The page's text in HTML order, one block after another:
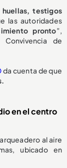
testigos
las autoridades
pronto”,
de
da cuenta de que
en el centro
al aire
ubicado en